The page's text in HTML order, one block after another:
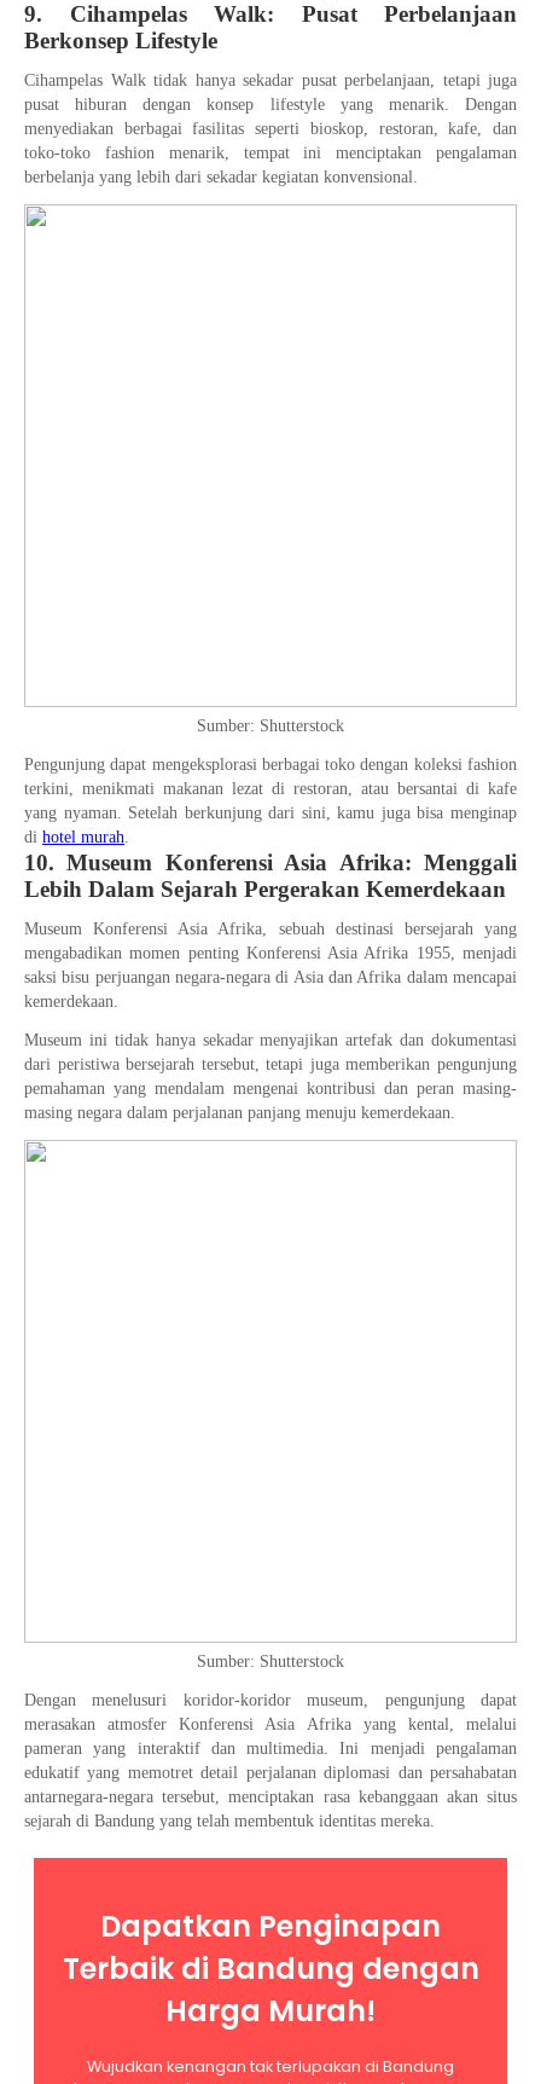
9. Cihampelas Walk: Pusat Perbelanjaan
Berkonsep Lifestyle
Cihampelas Walk tidak hanya sekadar pusat perbelanjaan, tetapi juga
pusat hiburan dengan konsep lifestyle yang menarik. Dengan
menyediakan berbagai fasilitas seperti bioskop, restoran, kafe, dan
toko-toko fashion menarik, tempat ini menciptakan pengalaman
berbelanja yang lebih dari sekadar kegiatan konvensional.
Sumber: Shutterstock
Pengunjung dapat mengeksplorasi berbagai toko dengan koleksi fashion
terkini, menikmati makanan lezat di restoran, atau bersantai di kafe
yang nyaman. Setelah berkunjung dari sini, kamu juga bisa menginap
di hotel murah.
10. Museum Konferensi Asia Afrika: Menggali
Lebih Dalam Sejarah Pergerakan Kemerdekaan
Museum Konferensi Asia Afrika, sebuah destinasi bersejarah yang
mengabadikan momen penting Konferensi Asia Afrika 1955, menjadi
saksi bisu perjuangan negara-negara di Asia dan Afrika dalam mencapai
kemerdekaan.
Museum ini tidak hanya sekadar menyajikan artefak dan dokumentasi
dari peristiwa bersejarah tersebut, tetapi juga memberikan pengunjung
pemahaman yang mendalam mengenai kontribusi dan peran masing-
masing negara dalam perjalanan panjang menuju kemerdekaan.
Sumber: Shutterstock
Dengan menelusuri koridor-koridor museum, pengunjung dapat
merasakan atmosfer Konferensi Asia Afrika yang kental, melalui
pameran yang interaktif dan multimedia. Ini menjadi pengalaman
edukatif yang memotret detail perjalanan diplomasi dan persahabatan
antarnegara-negara tersebut, menciptakan rasa kebanggaan akan situs
sejarah di Bandung yang telah membentuk identitas mereka.